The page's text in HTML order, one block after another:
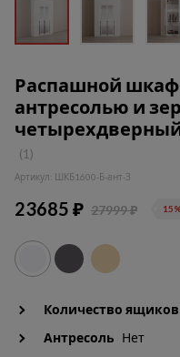
Распашной шкаф
антресолью и
(1)
Артикул: ШКБ1600-Б-ант-З
23685 ₽ 27999 ₽
Количество ящиков
Антресоль Нет